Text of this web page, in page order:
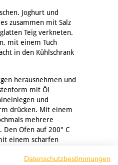
Joghurt und
zusammen mit Salz
Teig verkneten.
mit einem Tuch
in den Kühlschrank
herausnehmen und
mit Öl
und
drücken. Mit einem
mehrere
Den Ofen auf 200° C
einem scharfen
In den Ofen
Datenschutzbestimmungen